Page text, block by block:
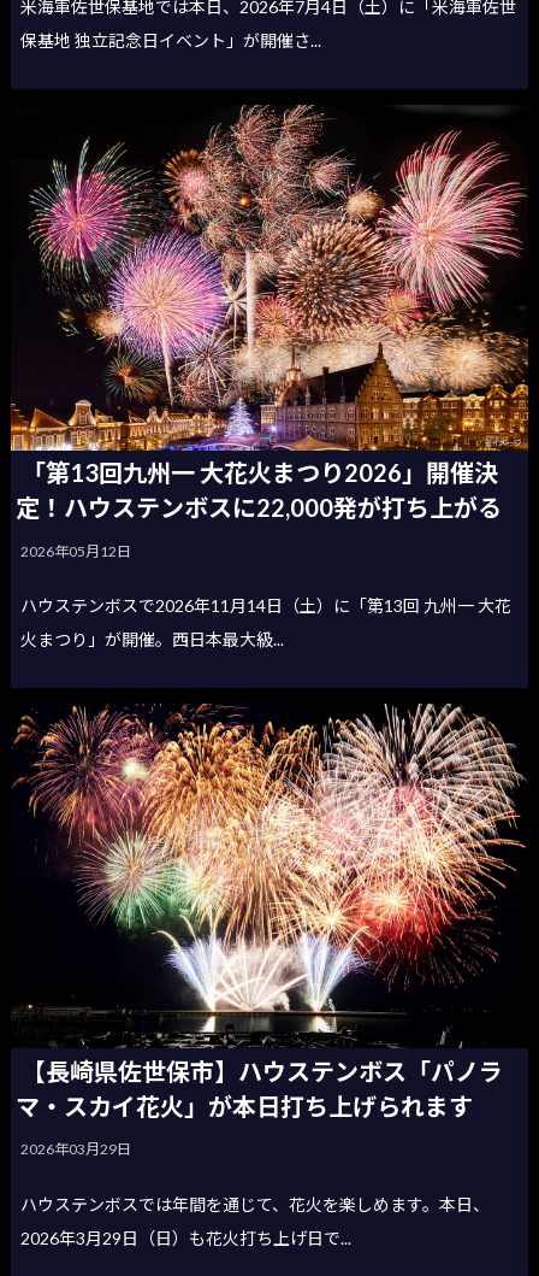
米海軍佐世保基地では本日、2026年7月4日（土）に「米海軍佐世
保基地 独立記念日イベント」が開催さ...
「第13回九州一 大花火まつり2026」開催決
定！ハウステンボスに22,000発が打ち上がる
2026年05月12日
ハウステンボスで2026年11月14日（土）に「第13回 九州一 大花
火まつり」が開催。西日本最大級...
【長崎県佐世保市】ハウステンボス「パノラ
マ・スカイ花火」が本日打ち上げられます
2026年03月29日
ハウステンボスでは年間を通じて、花火を楽しめます。本日、
2026年3月29日（日）も花火打ち上げ日で...